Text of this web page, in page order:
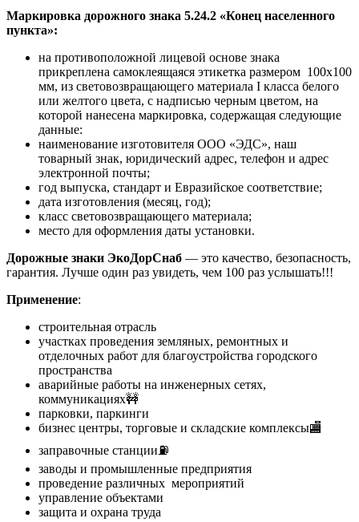
Маркировка дорожного знака 5.24.2 «Конец населенного
пункта»:
на противоположной лицевой основе знака
прикреплена самоклеящаяся этикетка размером 100х100
мм, из световозвращающего материала I класса белого
или желтого цвета, с надписью черным цветом, на
которой нанесена маркировка, содержащая следующие
данные:
наименование изготовителя ООО «ЭДС», наш
товарный знак, юридический адрес, телефон и адрес
электронной почты;
год выпуска, стандарт и Евразийское соответствие;
дата изготовления (месяц, год);
класс световозвращающего материала;
место для оформления даты установки.
Дорожные знаки ЭкоДорСнаб — это качество, безопасность,
гарантия. Лучше один раз увидеть, чем 100 раз услышать!!!
Применение:
строительная отрасль
участках проведения земляных, ремонтных и
отделочных работ для благоустройства городского
пространства
аварийные работы на инженерных сетях,
коммуникациях🚧
парковки, паркинги
бизнес центры, торговые и складские комплексы🏬
заправочные станции⛽
заводы и промышленные предприятия
проведение различных мероприятий
управление объектами
защита и охрана труда